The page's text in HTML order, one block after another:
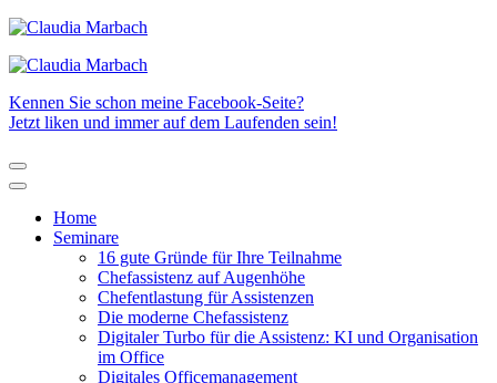
Kennen Sie schon meine Facebook-Seite?
Jetzt liken und immer auf dem Laufenden sein!
Home
Seminare
16 gute Gründe für Ihre Teilnahme
Chefassistenz auf Augenhöhe
Chefentlastung für Assistenzen
Die moderne Chefassistenz
Digitaler Turbo für die Assistenz: KI und Organisation
im Office
Digitales Officemanagement